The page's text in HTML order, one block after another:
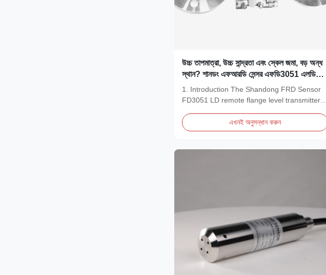
উচ্চ তাপমাত্রা, উচ্চ সান্দ্রতা এবং স্কেল জমা, বড় অন্ধ
স্থান? শানডং এফআরডি সেন্সর এফডি3051 এলডি
রিমোট ফ্ল্যাঞ্জ লেভেল ট্রান্সমিটার লেভেল পরিমাপের
সমস্যাগুলি সমাধান করে
1. Introduction The Shandong FRD Sensor
FD3051 LD remote flange level transmitter is
এখনই অনুসন্ধান করুন